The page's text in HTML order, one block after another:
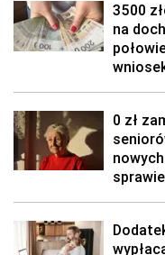
3500
na
0 zł